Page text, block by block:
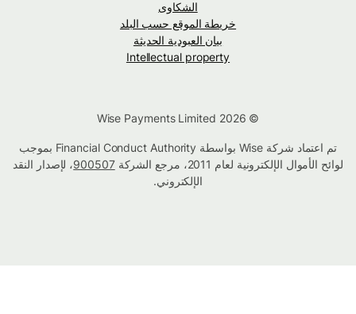
الشكاوى
خريطة الموقع حسب البلد
بيان العبودية الحديثة
Intellectual property
تم اعتماد شركة Wise بواسطة Financial Conduct Authority بموجب
لوائح الأموال الإلكترونية لعام 2011، مرجع الشركة
900507، لإصدار النقد
الإلكتروني.